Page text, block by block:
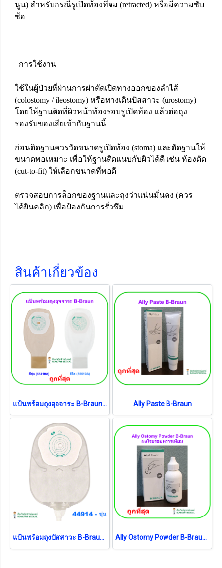
นูน) สำหรับกรณีรูเปิดท้องที่จม (retracted) หรือมีความซับ
ซ้อ
การใช้งาน
ใช้ในผู้ป่วยที่ผ่านการผ่าตัดเปิดทางออกของลำไส้
(colostomy / ileostomy) หรือทางเดินปัสสาวะ (urostomy)
โดยให้ฐานติดที่ผิวหน้าท้องรอบรูเปิดท้อง แล้วต่อถุง
รองรับของเสียเข้ากับฐานนี้
ก่อนติดฐานควรวัดขนาดรูเปิดท้อง (stoma) และตัดฐานให้
ขนาดพอเหมาะ เพื่อให้ฐานติดแนบกับผิวได้ดี เช่น ห้องตัด
(cut-to-fit) ให้เลือกขนาดที่พอดี
ตรวจสอบการล็อกของฐานและถุงว่าแน่นมั่นคง (ควร
ได้ยินคลิก) เพื่อป้องกันการรั่วซึม
สินค้าเกี่ยวข้อง
แป้นพร้อมถุงอุจจาระ B-Braun Proxima 10-70 มม. (1 ชิ้น) Ally Paste B-Braun
แป้นพร้อมถุงปัสสาวะ B-Braun 12-55 มม. (ขุ่น) (044914) (1 ชิ้น) Ally Ostomy Powder B-Braun ผงแป้งโรยรอยรูเปิดทวารเทียม